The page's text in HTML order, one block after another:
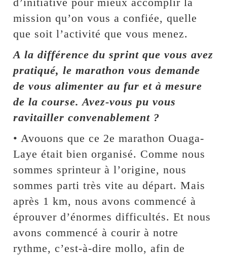
mission qu’on vous a confiée, quelle
que soit l’activité que vous menez.
A la différence du sprint que vous avez
pratiqué, le marathon vous demande
de vous alimenter au fur et à mesure
de la course. Avez-vous pu vous
ravitailler convenablement ?
• Avouons que ce 2e marathon Ouaga-
Laye était bien organisé. Comme nous
sommes sprinteur à l’origine, nous
sommes parti très vite au départ. Mais
après 1 km, nous avons commencé à
éprouver d’énormes difficultés. Et nous
avons commencé à courir à notre
rythme, c’est-à-dire mollo, afin de